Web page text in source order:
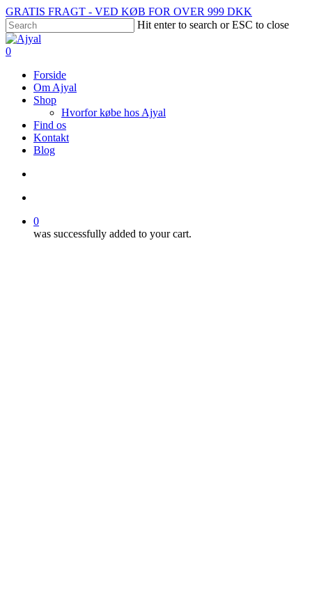
Skip
to
main
content
GRATIS FRAGT - VED KØB FOR OVER 999 DKK
Hit enter to search or ESC to close
Close
Search
search
account
0
Forside
Om Ajyal
Shop
Hvorfor købe hos Ajyal
Find os
Kontakt
Blog
0
was successfully added to your cart.